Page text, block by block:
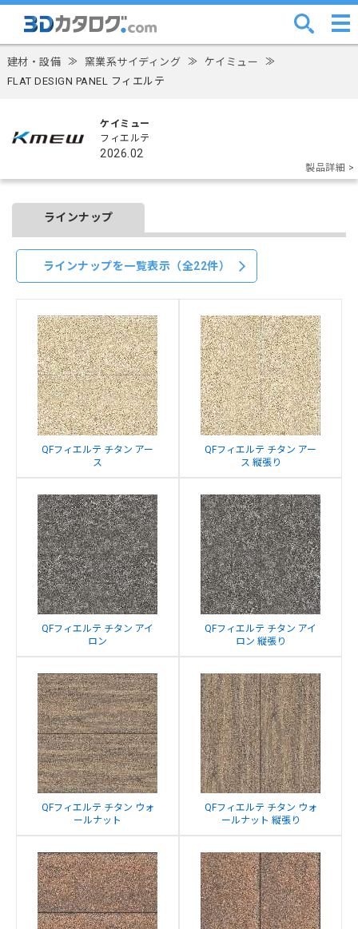
建材・設備 ≫ 窯業系サイディング ≫ ケイミュー ≫
FLAT DESIGN PANEL フィエルテ
ケイミュー
フィエルテ
2026.02
製品詳細 >
ラインナップ
ラインナップを一覧表示（全22件）
QFフィエルテ チタン アー
ス
QFフィエルテ チタン アー
ス 縦張り
QFフィエルテ チタン アイ
ロン
QFフィエルテ チタン アイ
ロン 縦張り
QFフィエルテ チタン ウォ
ールナット
QFフィエルテ チタン ウォ
ールナット 縦張り